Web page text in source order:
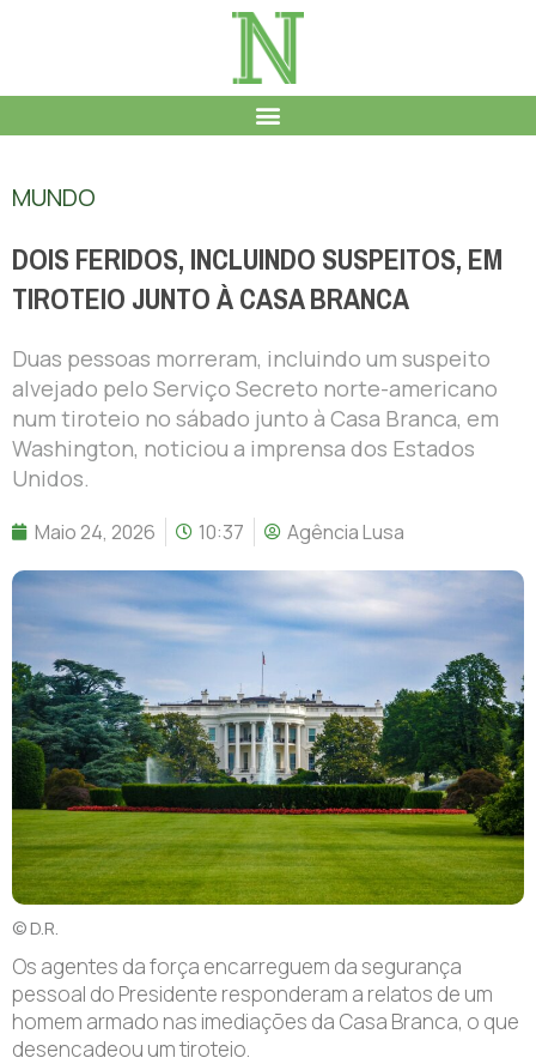
MUNDO
DOIS FERIDOS, INCLUINDO SUSPEITOS, EM
TIROTEIO JUNTO À CASA BRANCA
Duas pessoas morreram, incluindo um suspeito
alvejado pelo Serviço Secreto norte-americano
num tiroteio no sábado junto à Casa Branca, em
Washington, noticiou a imprensa dos Estados
Unidos.
Maio 24, 2026 10:37 Agência Lusa
© D.R.
Os agentes da força encarreguem da segurança
pessoal do Presidente responderam a relatos de um
homem armado nas imediações da Casa Branca, o que
desencadeou um tiroteio.